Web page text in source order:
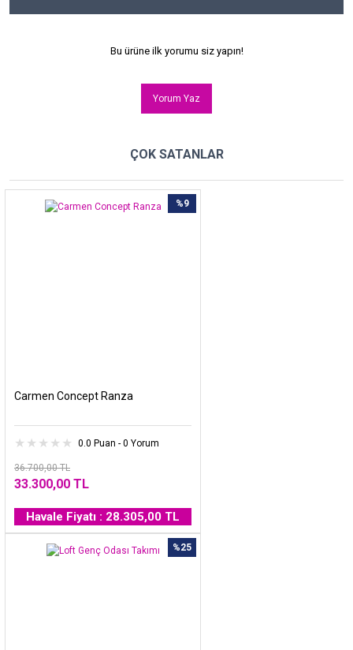
Bu ürüne ilk yorumu siz yapın!
Yorum Yaz
ÇOK SATANLAR
%9
Carmen Concept Ranza
0.0 Puan - 0 Yorum
36.700,00 TL
33.300,00 TL
Havale Fiyatı : 28.305,00 TL
%25